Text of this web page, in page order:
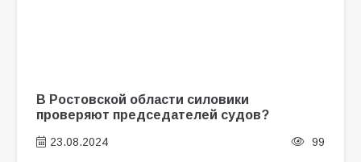
В Ростовской области силовики
проверяют председателей судов?
23.08.2024 99